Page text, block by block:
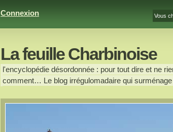
Connexion
La feuille Charbinoise
l'encyclopédie désordonnée : pour tout dire et ne
comment… Le blog irrégulomadaire qui surménage